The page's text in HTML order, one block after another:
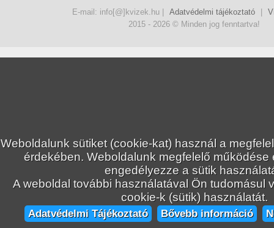
Szókereső
+146
TP
Senna Szókereső
+155
TP
Senna Szókereső
Weboldalunk sütiket (cookie-kat) használ a
érdekében. Weboldalunk megfelelő működése
engedélyezze a sütik
A weboldal további használatával Ön tudomásul
cookie-k (sütik) használatát.
Adatvédelmi Tájékoztató Bővebb információ
E-mail: info[@]kvizek.hu | Adatvédelmi tájékoztató
2015 - 2026 © Minden jog fenntartva!